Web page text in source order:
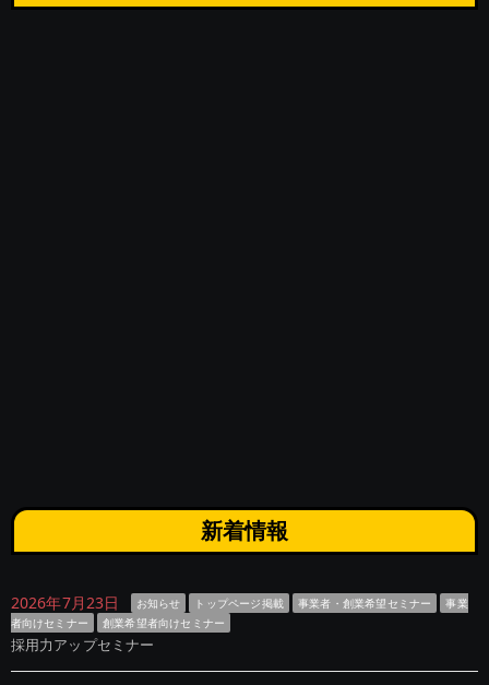
新着情報
2026年7月23日 お知らせ トップページ掲載 事業者・創業希望セミナー
事業
者向けセミナー
創業希望者向けセミナー
採用力アップセミナー